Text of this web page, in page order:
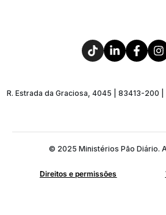
R. Estrada da Graciosa, 4045 | 83413-200 |
© 2025 Ministérios Pão Diário.
Direitos e permissões